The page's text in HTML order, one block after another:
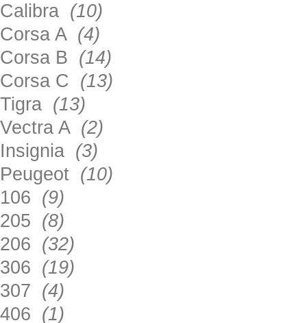
Calibra (10)
Corsa A (4)
Corsa B (14)
Corsa C (13)
Tigra (13)
Vectra A (2)
Insignia (3)
Peugeot (10)
106 (9)
205 (8)
206 (32)
306 (19)
307 (4)
406 (1)